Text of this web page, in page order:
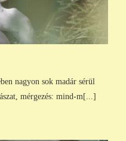
nagyon sok madár sérül
mérgezés: mind-m[...]